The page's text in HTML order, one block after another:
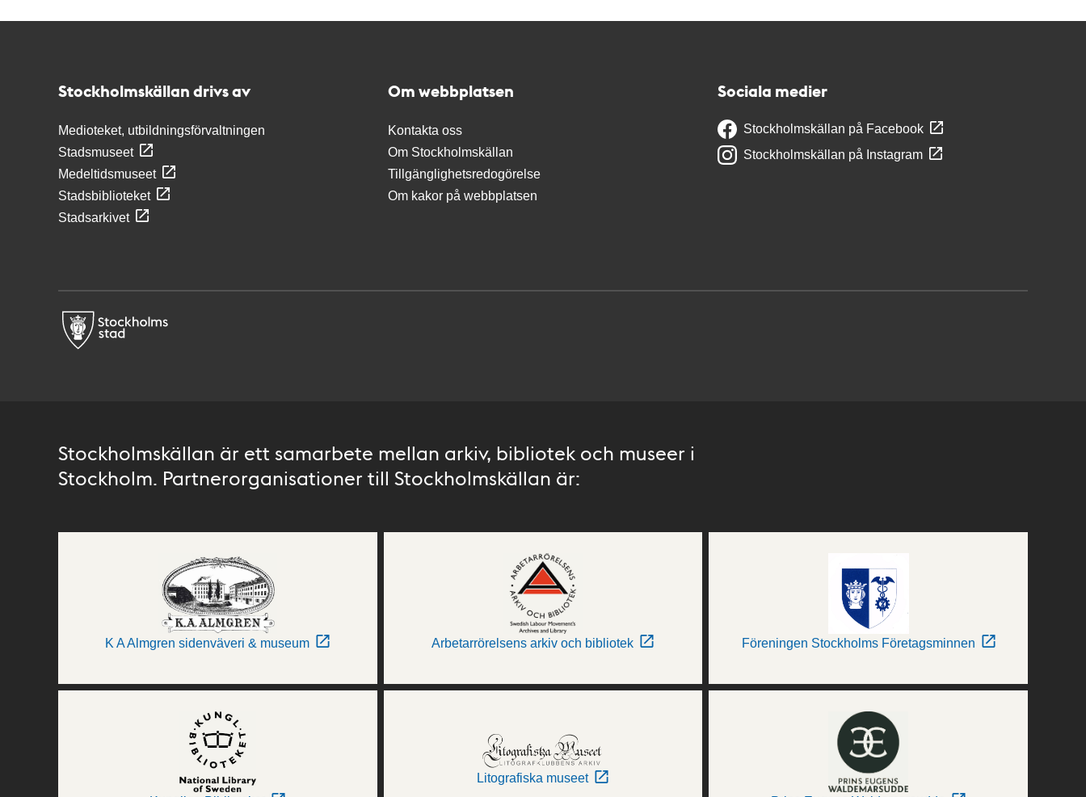
Stockholmskällan drivs av
Medioteket, utbildningsförvaltningen
Stadsmuseet
Medeltidsmuseet
Stadsbiblioteket
Stadsarkivet
Om webbplatsen
Kontakta oss
Om Stockholmskällan
Tillgänglighetsredogörelse
Om kakor på webbplatsen
Sociala medier
Stockholmskällan på Facebook
Stockholmskällan på Instagram
Stockholmskällan är ett samarbete mellan arkiv, bibliotek och museer i
Stockholm. Partnerorganisationer till Stockholmskällan är:
K A Almgren sidenväveri & museum Arbetarrörelsens arkiv och bibliotek Föreningen Stockholms Företagsminnen
Litografiska museet